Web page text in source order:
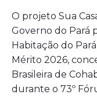
O projeto Sua
Governo do Pará
Habitação do
Mérito 2026,
Brasileira de
durante o 73º